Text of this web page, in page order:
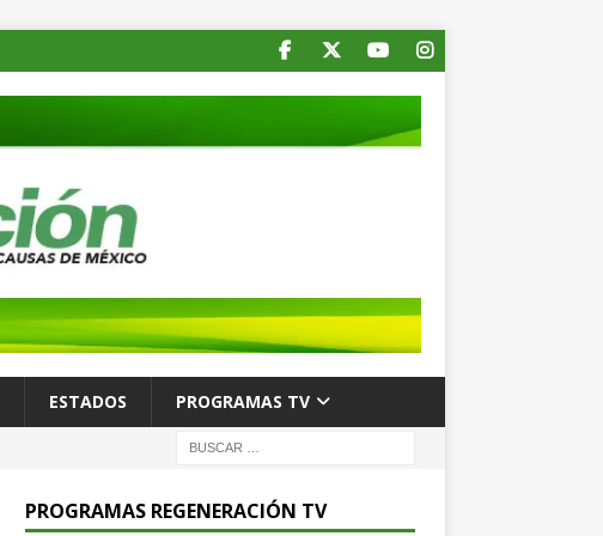
ESTADOS PROGRAMAS TV
PROGRAMAS REGENERACIÓN TV